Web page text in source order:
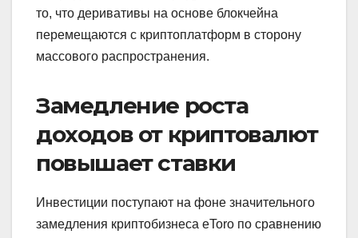
то, что деривативы на основе блокчейна
перемещаются с криптоплатформ в сторону
массового распространения.
Замедление роста
доходов от криптовалют
повышает ставки
Инвестиции поступают на фоне значительного
замедления криптобизнеса eToro по сравнению